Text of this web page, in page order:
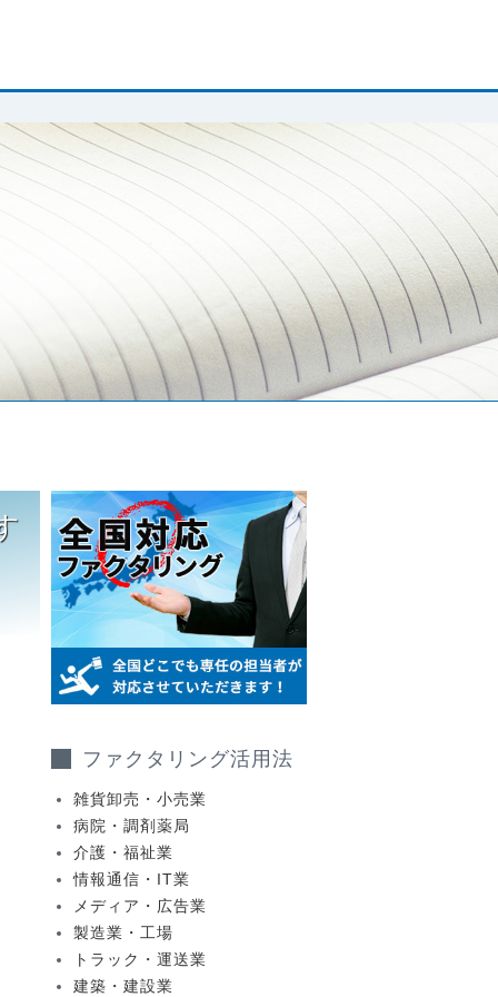
ファクタリング活用法
雑貨卸売・小売業
病院・調剤薬局
介護・福祉業
情報通信・IT業
メディア・広告業
製造業・工場
トラック・運送業
建築・建設業